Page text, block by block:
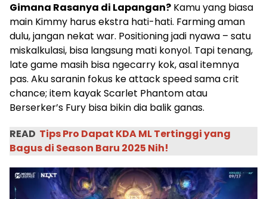
Gimana Rasanya di Lapangan? Kamu yang biasa
main Kimmy harus ekstra hati-hati. Farming aman
dulu, jangan nekat war. Positioning jadi nyawa – satu
miskalkulasi, bisa langsung mati konyol. Tapi tenang,
late game masih bisa ngecarry kok, asal itemnya
pas. Aku saranin fokus ke attack speed sama crit
chance; item kayak Scarlet Phantom atau
Berserker’s Fury bisa bikin dia balik ganas.
READ Tips Pro Dapat KDA ML Tertinggi yang
Bagus di Season Baru 2025 Nih!